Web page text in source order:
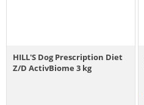
HILL'S Dog Prescription Diet
Z/D ActivBiome 3 kg